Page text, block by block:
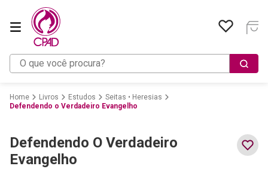
O que você procura?
Livros Estudos
Seitas • Heresias
Defendendo o Verdadeiro Evangelho
Defendendo O Verdadeiro
Evangelho